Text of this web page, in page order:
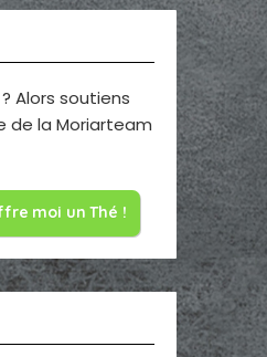
Alors soutiens
de la Moriarteam
moi un Thé !